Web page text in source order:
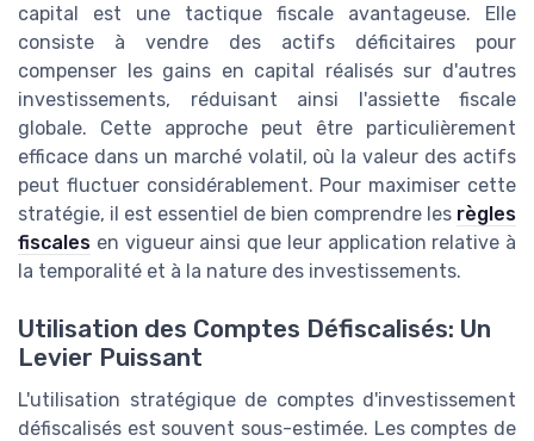
capital est une tactique fiscale avantageuse. Elle
consiste à vendre des actifs déficitaires pour
compenser les gains en capital réalisés sur d'autres
investissements, réduisant ainsi l'assiette fiscale
globale. Cette approche peut être particulièrement
efficace dans un marché volatil, où la valeur des actifs
peut fluctuer considérablement. Pour maximiser cette
stratégie, il est essentiel de bien comprendre les règles
fiscales en vigueur ainsi que leur application relative à
la temporalité et à la nature des investissements.
Utilisation des Comptes Défiscalisés: Un
Levier Puissant
L'utilisation stratégique de comptes d'investissement
défiscalisés est souvent sous-estimée. Les comptes de